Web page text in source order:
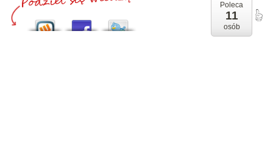
Poleca
11
osób